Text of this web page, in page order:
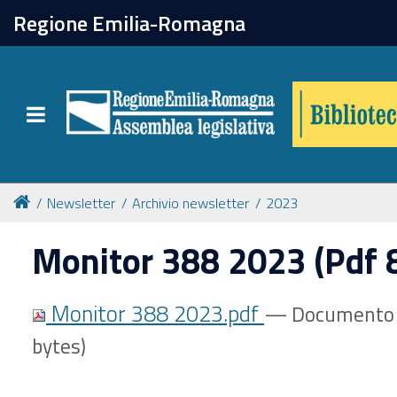
Regione Emilia-Romagna
Toggle navigation
chiudi
Catalogo online
Collezioni
Per approfondire
Appuntamenti
Newsletter Archivio newsletter 2023
Monitor 388 2023 (Pdf
Monitor 388 2023.pdf — Documento
bytes)